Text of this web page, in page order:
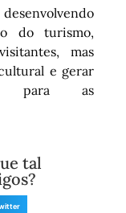
do turismo,
mas
e gerar
para as
tal